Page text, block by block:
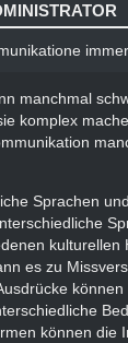
manchmal
komplex
Sprachen
kulturellen
es zu
können die